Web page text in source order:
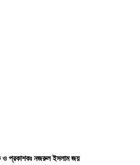
ও প্রকাশকঃ নজরুল ইসলাম জয়